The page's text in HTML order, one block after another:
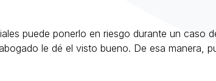
puede ponerlo en riesgo durante un caso
le dé el visto bueno. De esa manera,